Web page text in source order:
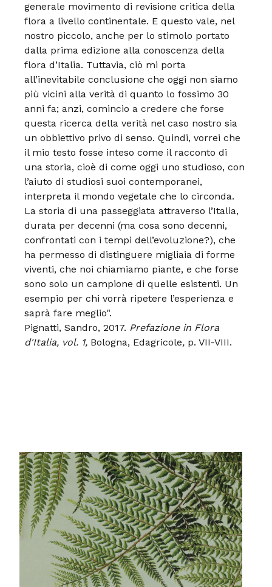
generale movimento di revisione critica della
flora a livello continentale. E questo vale, nel
nostro piccolo, anche per lo stimolo portato
dalla prima edizione alla conoscenza della
flora d’Italia. Tuttavia, ciò mi porta
all’inevitabile conclusione che oggi non siamo
più vicini alla verità di quanto lo fossimo 30
anni fa; anzi, comincio a credere che forse
questa ricerca della verità nel caso nostro sia
un obbiettivo privo di senso. Quindi, vorrei che
il mio testo fosse inteso come il racconto di
una storia, cioè di come oggi uno studioso, con
l’aiuto di studiosi suoi contemporanei,
interpreta il mondo vegetale che lo circonda.
La storia di una passeggiata attraverso l’Italia,
durata per decenni (ma cosa sono decenni,
confrontati con i tempi dell’evoluzione?), che
ha permesso di distinguere migliaia di forme
viventi, che noi chiamiamo piante, e che forse
sono solo un campione di quelle esistenti. Un
esempio per chi vorrà ripetere l’esperienza e
saprà fare meglio".
Pignatti, Sandro, 2017. Prefazione in Flora
d'Italia, vol. 1, Bologna, Edagricole, p. VII-VIII.